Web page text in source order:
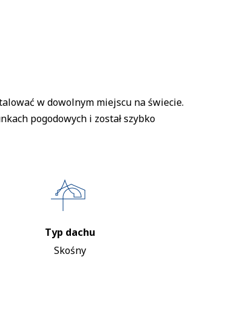
w dowolnym miejscu na świecie.
pogodowych i został szybko
Typ dachu
Skośny